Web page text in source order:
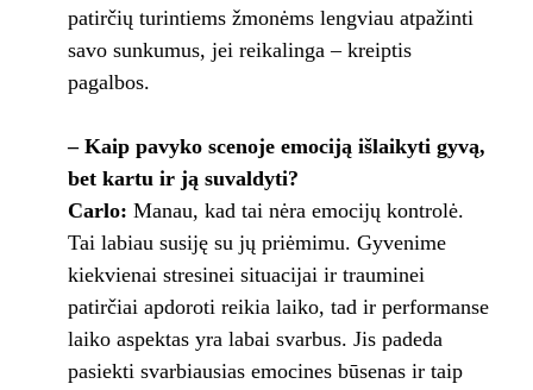
patirčių turintiems žmonėms lengviau atpažinti
savo sunkumus, jei reikalinga – kreiptis
pagalbos.
– Kaip pavyko scenoje emociją išlaikyti gyvą,
bet kartu ir ją suvaldyti?
Carlo: Manau, kad tai nėra emocijų kontrolė.
Tai labiau susiję su jų priėmimu. Gyvenime
kiekvienai stresinei situacijai ir trauminei
patirčiai apdoroti reikia laiko, tad ir performanse
laiko aspektas yra labai svarbus. Jis padeda
pasiekti svarbiausias emocines būsenas ir taip